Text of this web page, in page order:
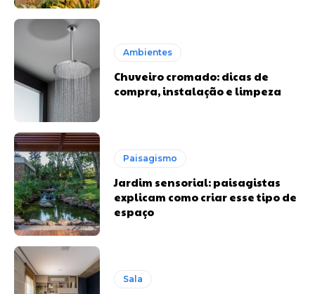
Ambientes
Chuveiro cromado: dicas de
compra, instalação e limpeza
Paisagismo
Jardim sensorial: paisagistas
explicam como criar esse tipo de
espaço
Sala